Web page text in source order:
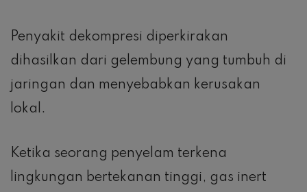
Penyakit dekompresi diperkirakan
dihasilkan dari gelembung yang tumbuh di
jaringan dan menyebabkan kerusakan
lokal.
Ketika seorang penyelam terkena
lingkungan bertekanan tinggi, gas inert